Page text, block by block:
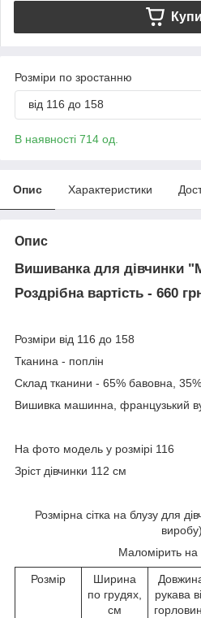
Розміри по зростанню
від 116 до 158
В наявності 714 од.
Опис Характеристики
Опис
Вишиванка для дівчинки
Роздрібна вартість - 660
Розміри від 116 до 158
Тканина - поплін
Склад тканини - 65% бавовна,
Вишивка машинна, французький
На фото модель у розмірі 116
Зріст дівчинки 112 см
Розмірна сітка на блузу для
виробу)
Маломірить на
Розмір
Ширина
по грудях,
см
рукава